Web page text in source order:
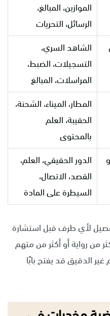
الموازين، المبالغ،
الرسائل، التحريات
الشاهد السري،
التسجيلات، الضبط،
المراسلات، المبالغ
المطار، الميناء، الشحنة،
الحقيبة، العلم
بالمحتوى
الدور الحقيقي، العلم،
القصد، الاتصال،
السيطرة على المادة
لأي طرف قبل استشارة
من رواية أو أكثر من متهم
الدقيق قد يفتح بابًا